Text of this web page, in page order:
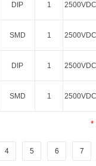
DIP 1 2500VDC
SMD 1 2500VDC
DIP 1 2500VDC
SMD 1 2500VDC
*
4 5 6 7